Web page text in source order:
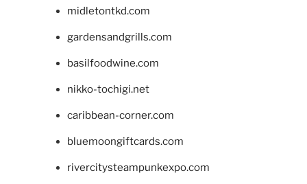
midletontkd.com
gardensandgrills.com
basilfoodwine.com
nikko-tochigi.net
caribbean-corner.com
bluemoongiftcards.com
rivercitysteampunkexpo.com